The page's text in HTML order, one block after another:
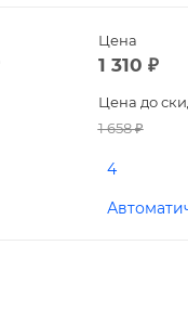
Цена
1 310 ₽
Цена до
1 658₽
4